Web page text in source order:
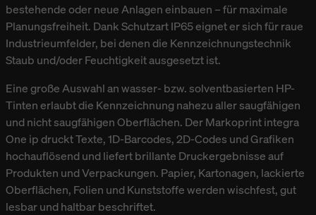
bestehende oder neue Anlagen einbauen – für maximale
Planungsfreiheit. Dank Schutzart IP65 eignet er sich für raue
Industrieumfelder, bei denen die Kennzeichnungstechnik
Staub und/oder Feuchtigkeit ausgesetzt ist.
Eine große Auswahl an wasser- bzw. solventbasierten HP-
Tinten erlaubt die Kennzeichnung nahezu aller saugfähigen
und nicht saugfähigen Oberflächen. Der Markoprint integra
One ip druckt Texte, 1D-Barcodes, 2D-Codes und Grafiken
hochauflösend und liefert brillante Druckergebnisse auf
Produkten und Verpackungen. Papier, Kartonagen, lackierte
Oberflächen, Folien und Kunststoffe werden wischfest, gut
lesbar und haltbar beschriftet.